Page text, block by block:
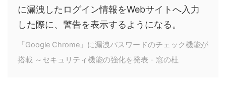
に漏洩したログイン情報をWebサイトへ入力
した際に、警告を表示するようになる。
「Google Chrome」に漏洩パスワードのチェック機能が
搭載 ～セキュリティ機能の強化を発表 - 窓の杜